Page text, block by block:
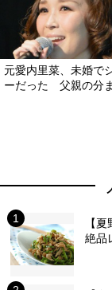
元愛内里菜、未婚で
ーだった 父親の分
【
絶品